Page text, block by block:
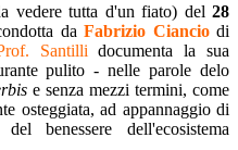
vedere tutta d'un fiato) del 28
daFabrizio Cianciodi
Santilli documenta la sua
pulito - nelle parole delo
e senza mezzi termini, come
osteggiata, ad appannaggio di
benessere dell'ecosistema